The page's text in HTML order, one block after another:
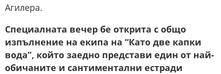
Агилера.
Специалната вечер бе открита с общо
изпълнение на екипа на “Като две капки
вода”, който заедно представи един от най-
обичаните и сантиментални естради